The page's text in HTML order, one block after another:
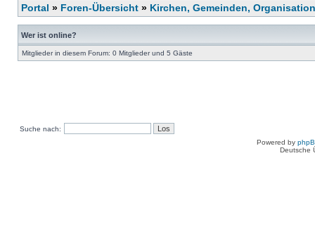
Portal » Foren-Übersicht » Kirchen, Gemeinden,
Wer ist online?
Mitglieder in diesem Forum: 0 Mitglieder und 5 Gäste
Suche nach:
Powered by
Deutsche